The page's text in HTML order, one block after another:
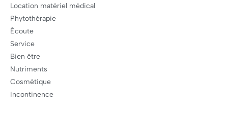
Location matériel médical
Phytothérapie
Écoute
Service
Bien être
Nutriments
Cosmétique
Incontinence